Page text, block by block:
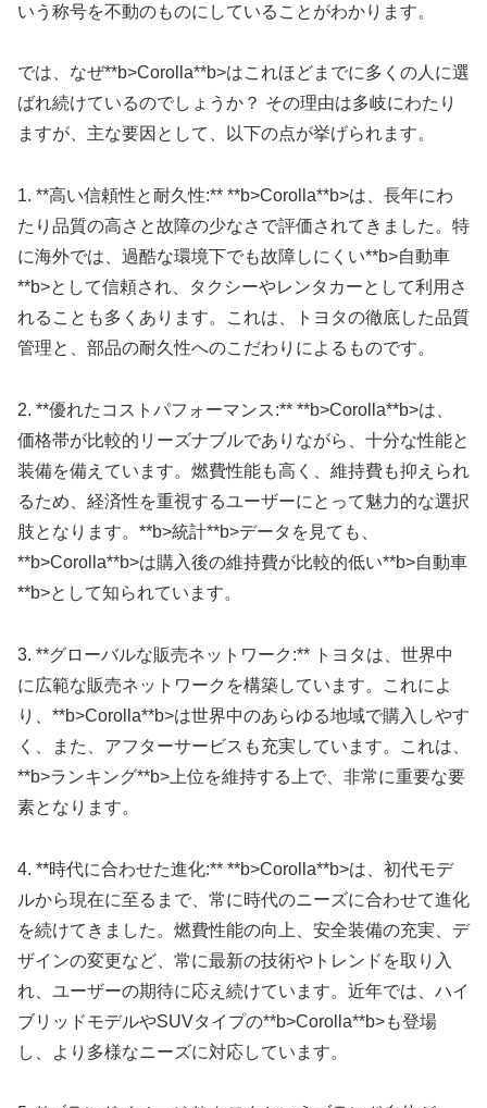
いう称号を不動のものにしていることがわかります。
では、なぜ**b>Corolla**b>はこれほどまでに多くの人に選
ばれ続けているのでしょうか？ その理由は多岐にわたり
ますが、主な要因として、以下の点が挙げられます。
1. **高い信頼性と耐久性:** **b>Corolla**b>は、長年にわ
たり品質の高さと故障の少なさで評価されてきました。特
に海外では、過酷な環境下でも故障しにくい**b>自動車
**b>として信頼され、タクシーやレンタカーとして利用さ
れることも多くあります。これは、トヨタの徹底した品質
管理と、部品の耐久性へのこだわりによるものです。
2. **優れたコストパフォーマンス:** **b>Corolla**b>は、
価格帯が比較的リーズナブルでありながら、十分な性能と
装備を備えています。燃費性能も高く、維持費も抑えられ
るため、経済性を重視するユーザーにとって魅力的な選択
肢となります。**b>統計**b>データを見ても、
**b>Corolla**b>は購入後の維持費が比較的低い**b>自動車
**b>として知られています。
3. **グローバルな販売ネットワーク:** トヨタは、世界中
に広範な販売ネットワークを構築しています。これによ
り、**b>Corolla**b>は世界中のあらゆる地域で購入しやす
く、また、アフターサービスも充実しています。これは、
**b>ランキング**b>上位を維持する上で、非常に重要な要
素となります。
4. **時代に合わせた進化:** **b>Corolla**b>は、初代モデ
ルから現在に至るまで、常に時代のニーズに合わせて進化
を続けてきました。燃費性能の向上、安全装備の充実、デ
ザインの変更など、常に最新の技術やトレンドを取り入
れ、ユーザーの期待に応え続けています。近年では、ハイ
ブリッドモデルやSUVタイプの**b>Corolla**b>も登場
し、より多様なニーズに対応しています。